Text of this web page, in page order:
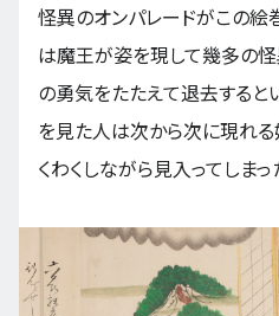
怪異のオンパレードがこの絵
は魔王が姿を現して幾多の
の勇気をたたえて退去すると
を見た人は次から次に現れ
くわくしながら見入ってしまっ